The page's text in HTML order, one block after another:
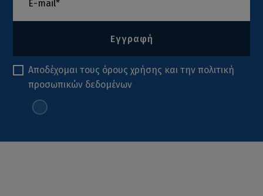
Εγγραφή
Αποδέχομαι τους όρους χρήσης και τηνπολιτική
προσωπικών δεδομένων